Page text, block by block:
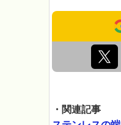
・関連記事